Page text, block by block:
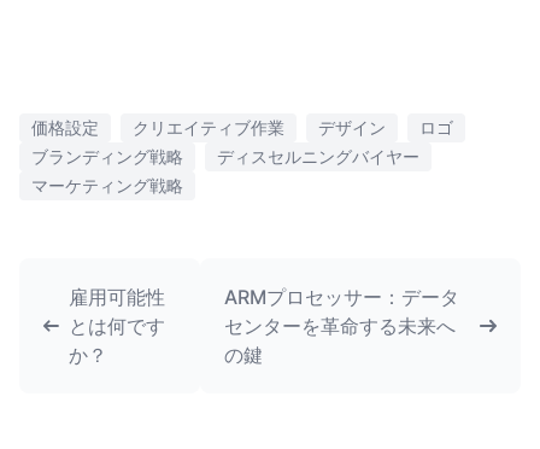
価格設定 クリエイティブ作業 デザイン
ロゴ
ブランディング戦略
ディスセルニングバイヤー
マーケティング戦略
雇用可能性
とは何です
か？
ARMプロセッサー：データ
センターを革命する未来へ
の鍵